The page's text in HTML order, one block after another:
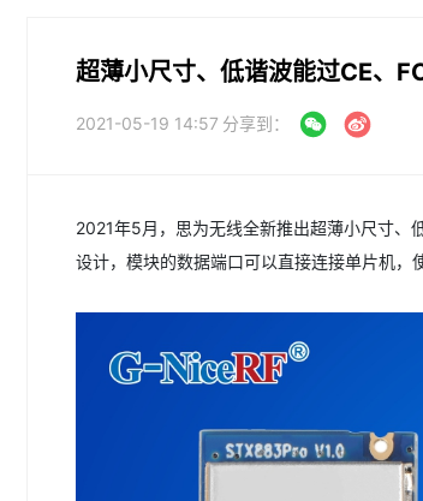
超薄小尺寸、低谐波能过CE、
2021-05-19 14:57 分享到：
2021年5月，思为无线全新推出超薄小尺寸、
设计，模块的数据端口可以直接连接单片机，